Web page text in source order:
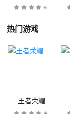
热门游戏
王者荣耀